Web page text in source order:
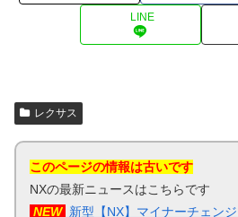
LINE
レクサス
このページの情報は古いです
NXの最新ニュースはこちらです
NEW 新型【NX】マイナーチェン